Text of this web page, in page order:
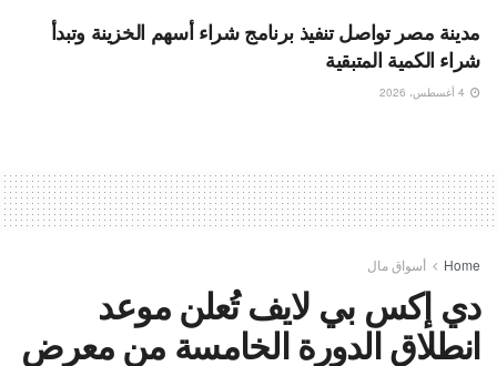
مدينة مصر تواصل تنفيذ برنامج شراء أسهم الخزينة وتبدأ
شراء الكمية المتبقية
Home أسواق مال
دي إكس بي لايف تُعلن موعد
انطلاق الدورة الخامسة من معرض